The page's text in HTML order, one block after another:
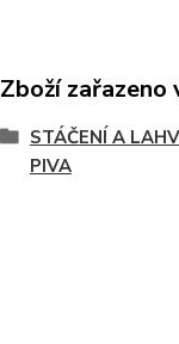
Zboží zařazeno
STÁČENÍ A
PIVA